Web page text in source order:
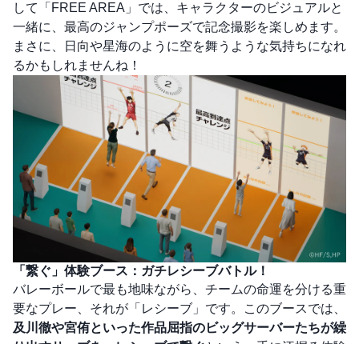
して「FREE AREA」では、キャラクターのビジュアルと
一緒に、最高のジャンプポーズで記念撮影を楽しめます。
まさに、日向や星海のように空を舞うような気持ちになれ
るかもしれませんね！
「繋ぐ」体験ブース：ガチレシーブバトル！
バレーボールで最も地味ながら、チームの命運を分ける重
要なプレー、それが「レシーブ」です。このブースでは、
及川徹や宮侑といった作品屈指のビッグサーバーたちが繰